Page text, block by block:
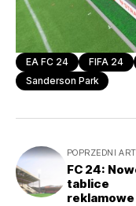
EA FC 24 FIFA 24
Sanderson Park
POPRZEDNI
FC 24:
tablice
reklamowe